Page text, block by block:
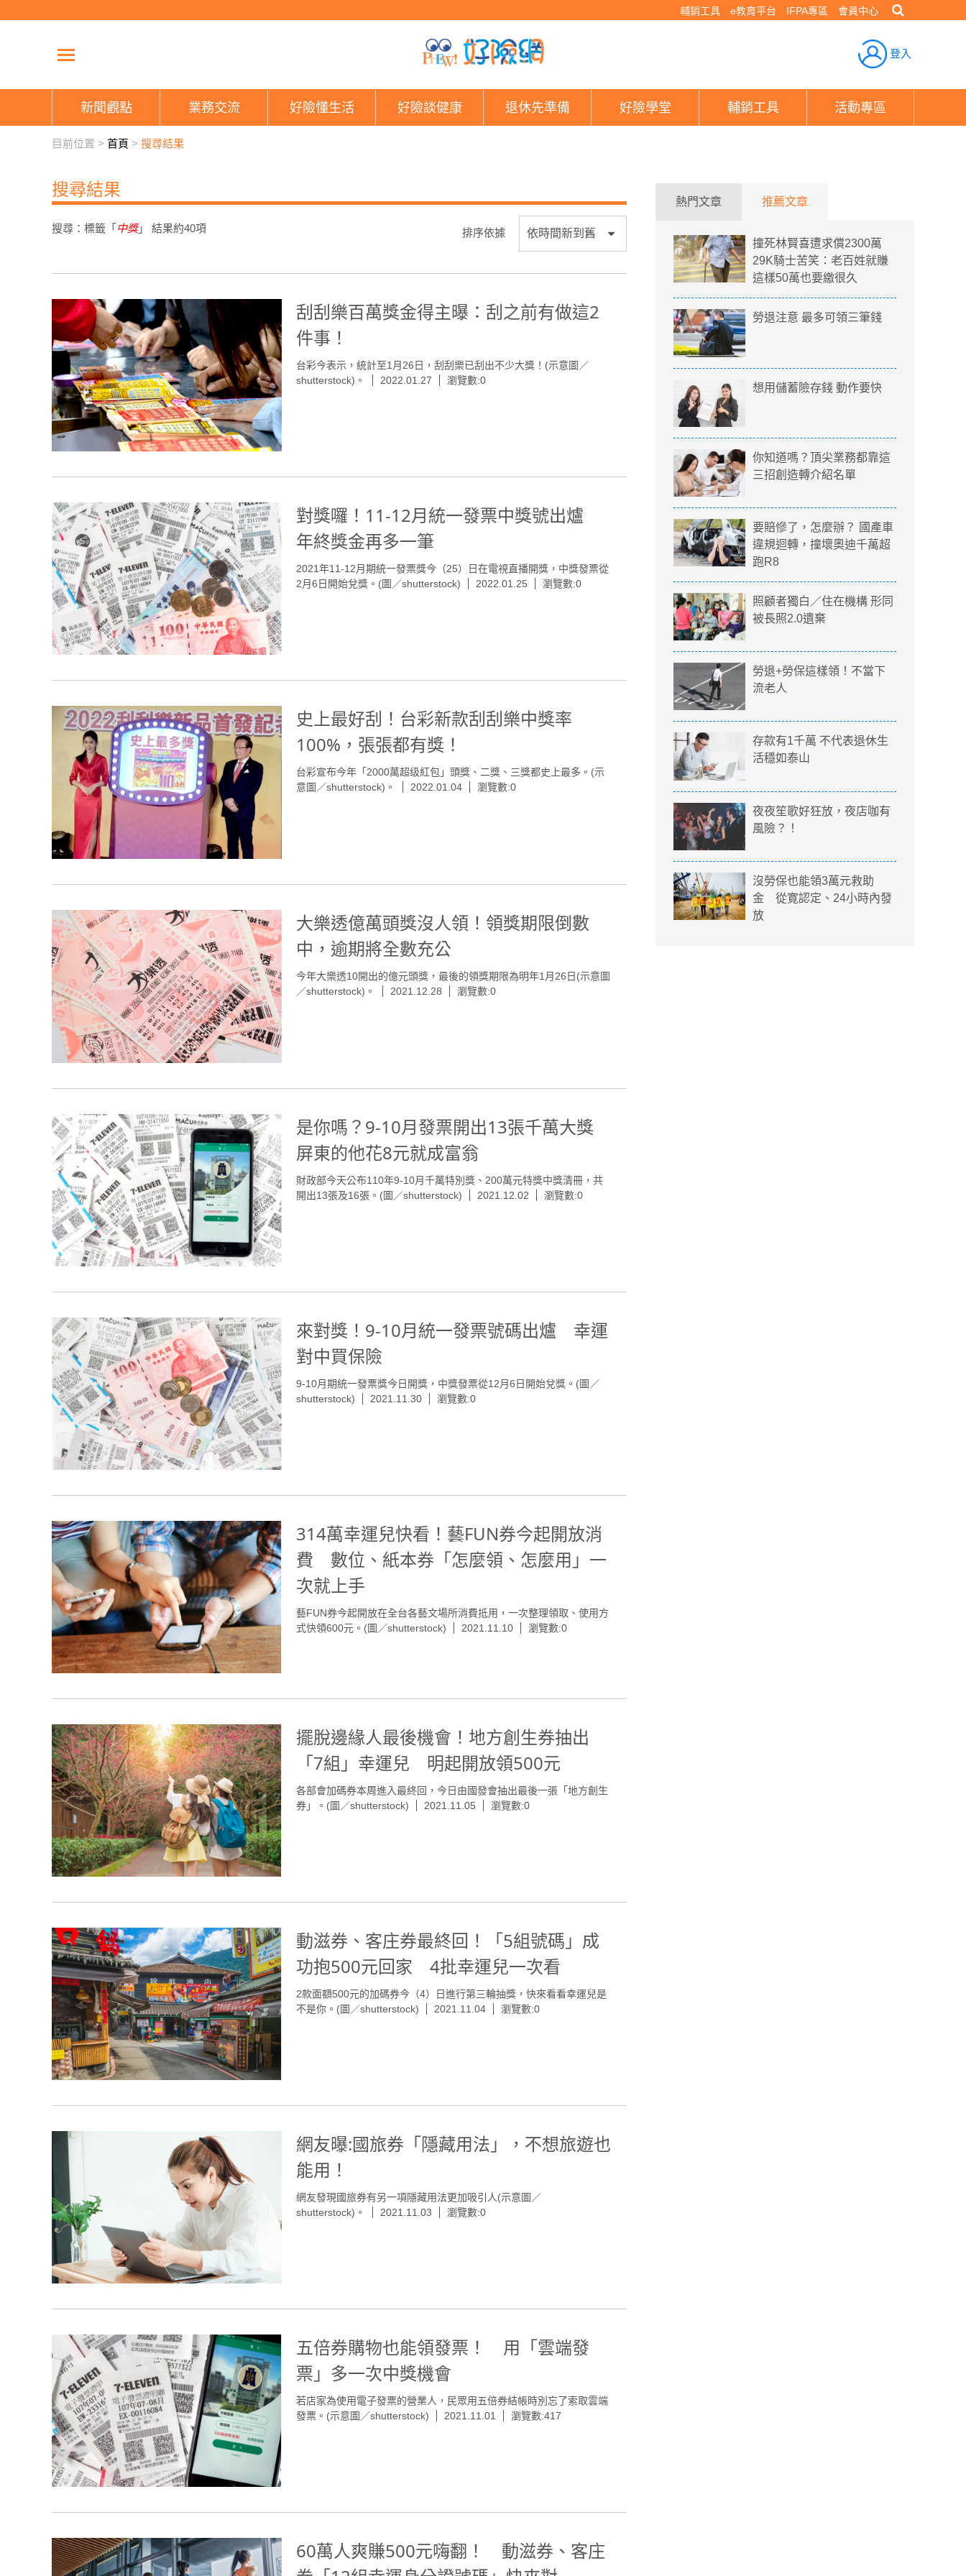
輔銷工具 e教育平台 IFPA專區 會員中心
登入
新聞觀點 業務交流 好險懂生活 好險談健康 退休先準備 好險學堂 輔銷工具 活動專區
目前位置 > 首頁 > 搜尋結果
搜尋結果
搜尋：標籤「 中獎」 結果約40項 排序依據
刮刮樂百萬獎金得主曝：刮之前有做這2
件事！
台彩今表示，統計至1月26日，刮刮樂已刮出不少大獎！(示意圖／
shutterstock)。
2022.01.27 瀏覽數:0
對獎囉！11-12月統一發票中獎號出爐
年終獎金再多一筆
2021年11-12月期統一發票獎今（25）日在電視直播開獎，中獎發票從
2月6日開始兌獎。(圖／shutterstock)
2022.01.25 瀏覽數:0
史上最好刮！台彩新款刮刮樂中獎率
100%，張張都有獎！
台彩宣布今年「2000萬超级紅包」頭獎、二獎、三獎都史上最多。(示
意圖／shutterstock)。
2022.01.04 瀏覽數:0
大樂透億萬頭獎沒人領！領獎期限倒數
中，逾期將全數充公
今年大樂透10開出的億元頭獎，最後的領獎期限為明年1月26日(示意圖
／shutterstock)。
2021.12.28 瀏覽數:0
是你嗎？9-10月發票開出13張千萬大獎
屏東的他花8元就成富翁
財政部今天公布110年9-10月千萬特別獎、200萬元特獎中獎清冊，共
開出13張及16張。(圖／shutterstock)
2021.12.02 瀏覽數:0
來對獎！9-10月統一發票號碼出爐 幸運
對中買保險
9-10月期統一發票獎今日開獎，中獎發票從12月6日開始兌獎。(圖／
shutterstock)
2021.11.30 瀏覽數:0
314萬幸運兒快看！藝FUN券今起開放消
費 數位、紙本券「怎麼領、怎麼用」一
次就上手
藝FUN券今起開放在全台各藝文場所消費抵用，一次整理領取、使用方
式快領600元。(圖／shutterstock)
2021.11.10 瀏覽數:0
擺脫邊緣人最後機會！地方創生券抽出
「7組」幸運兒 明起開放領500元
各部會加碼券本周進入最終回，今日由國發會抽出最後一張「地方創生
券」。(圖／shutterstock)
2021.11.05 瀏覽數:0
動滋券、客庄券最終回！「5組號碼」成
功抱500元回家 4批幸運兒一次看
2款面額500元的加碼券今（4）日進行第三輪抽獎，快來看看幸運兒是
不是你。(圖／shutterstock)
2021.11.04 瀏覽數:0
網友曝:國旅券「隱藏用法」，不想旅遊也
能用！
網友發現國旅券有另一項隱藏用法更加吸引人(示意圖／
shutterstock)。
2021.11.03 瀏覽數:0
五倍券購物也能領發票！ 用「雲端發
票」多一次中獎機會
若店家為使用電子發票的營業人，民眾用五倍券結帳時別忘了索取雲端
發票。(示意圖／shutterstock)
2021.11.01 瀏覽數:417
60萬人爽賺500元嗨翻！ 動滋券、客庄
熱門文章 推薦文章
撞死林賢喜遭求償2300萬
29K騎士苦笑：老百姓就賺
這樣50萬也要繳很久
勞退注意 最多可領三筆錢
想用儲蓄險存錢 動作要快
你知道嗎？頂尖業務都靠這
三招創造轉介紹名單
要賠慘了，怎麼辦？ 國產車
違規迴轉，撞壞奧迪千萬超
跑R8
照顧者獨白／住在機構 形同
被長照2.0遺棄
勞退+勞保這樣領！不當下
流老人
存款有1千萬 不代表退休生
活穩如泰山
夜夜笙歌好狂放，夜店咖有
風險？！
沒勞保也能領3萬元救助
金 從寛認定、24小時內發
放